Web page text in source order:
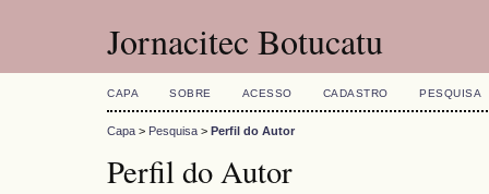
Jornacitec Botucatu
CAPA SOBRE ACESSO CADASTRO PESQUISA
Capa > Pesquisa > Perfil do Autor
Perfil do Autor